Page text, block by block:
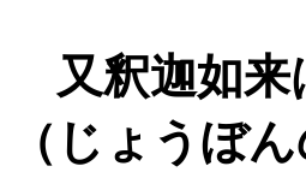
又釈迦如来
（じょうぼ